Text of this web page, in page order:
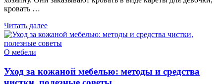
кровать …
Читать далее
О мебели
Уход за кожаной мебелью: методы и средства